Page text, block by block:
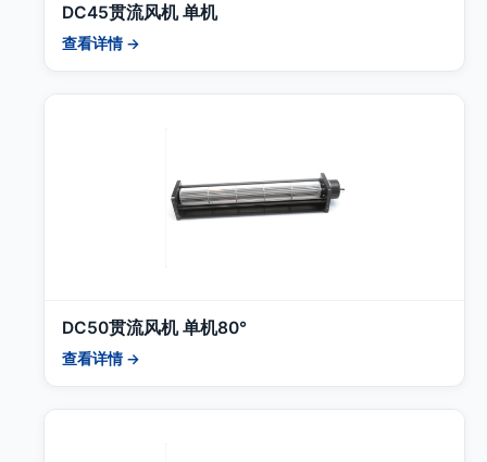
DC45贯流风机 单机
查看详情 →
DC50贯流风机 单机80°
查看详情 →